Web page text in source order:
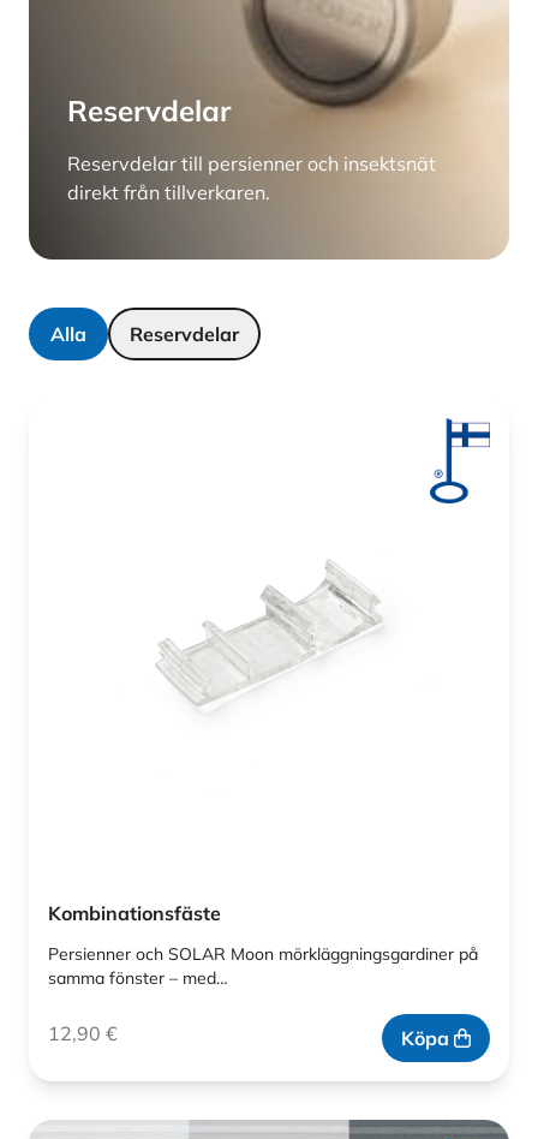
Reservdelar
Reservdelar till persienner och insektsnät
direkt från tillverkaren.
Alla Reservdelar
Kombinationsfäste
Persienner och SOLAR Moon mörkläggningsgardiner på
samma fönster – med…
12,90 € Köpa